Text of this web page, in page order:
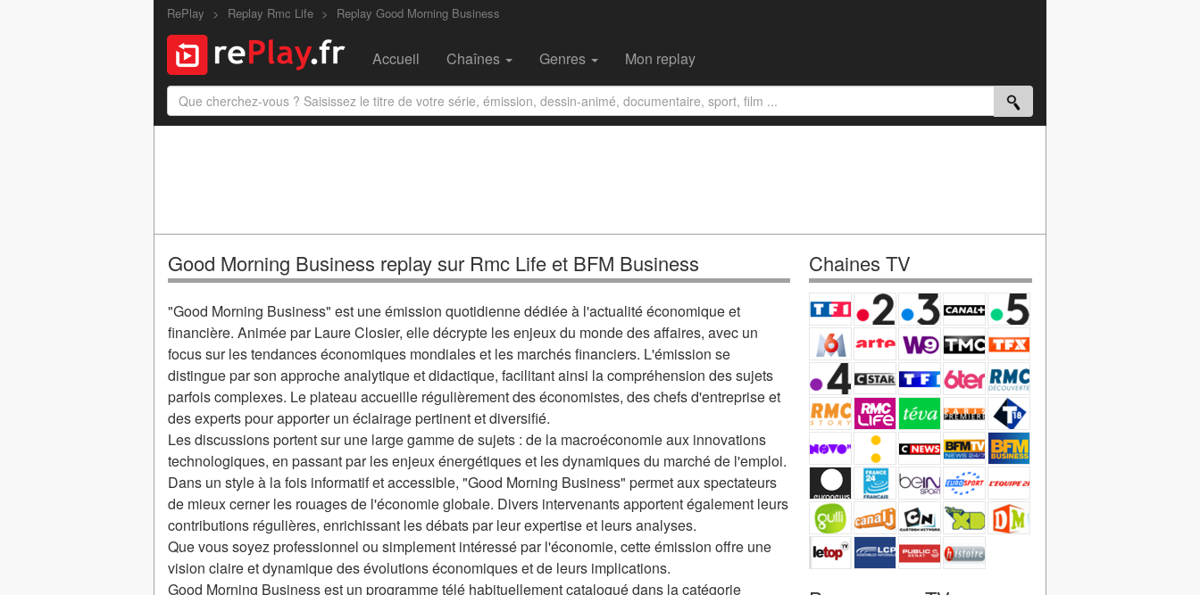
RePlay Replay Rmc Life Replay Good Morning Business
Accueil Chaînes Genres Mon replay
Good Morning Business replay sur Rmc Life et BFM Business
"Good Morning Business" est une émission quotidienne dédiée à l'actualité économique et
financière. Animée par Laure Closier, elle décrypte les enjeux du monde des affaires, avec un
focus sur les tendances économiques mondiales et les marchés financiers. L'émission se
distingue par son approche analytique et didactique, facilitant ainsi la compréhension des sujets
parfois complexes. Le plateau accueille régulièrement des économistes, des chefs d'entreprise et
des experts pour apporter un éclairage pertinent et diversifié.
Les discussions portent sur une large gamme de sujets : de la macroéconomie aux innovations
technologiques, en passant par les enjeux énergétiques et les dynamiques du marché de l'emploi.
Dans un style à la fois informatif et accessible, "Good Morning Business" permet aux spectateurs
de mieux cerner les rouages de l'économie globale. Divers intervenants apportent également leurs
contributions régulières, enrichissant les débats par leur expertise et leurs analyses.
Que vous soyez professionnel ou simplement intéressé par l'économie, cette émission offre une
vision claire et dynamique des évolutions économiques et de leurs implications.
Good Morning Business est un programme télé habituellement catalogué dans la catégorie
Chaines TV